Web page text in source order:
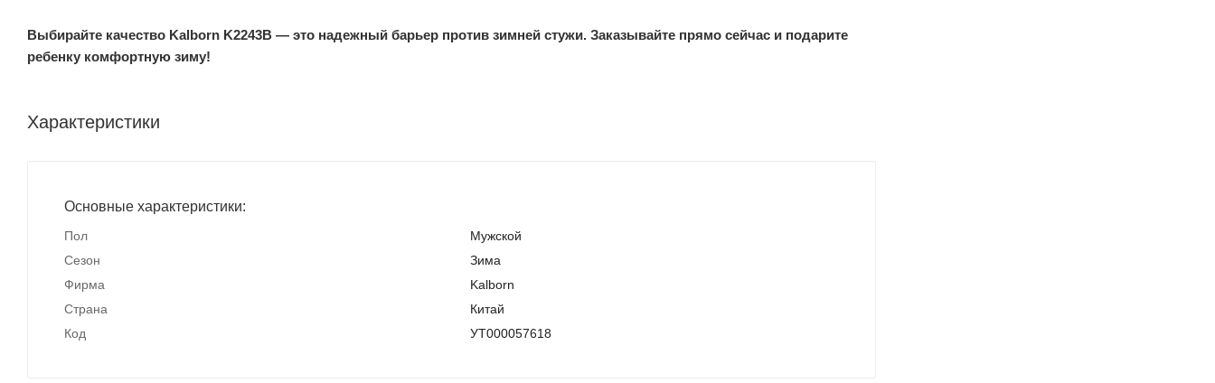
Выбирайте качество Kalborn K2243B — это надежный барьер против зимней стужи. Заказывайте прямо сейчас и подарите
ребенку комфортную зиму!
Характеристики
Основные характеристики:
Пол
Мужской
Сезон
Зима
Фирма
Kalborn
Страна
Китай
Код
УТ000057618